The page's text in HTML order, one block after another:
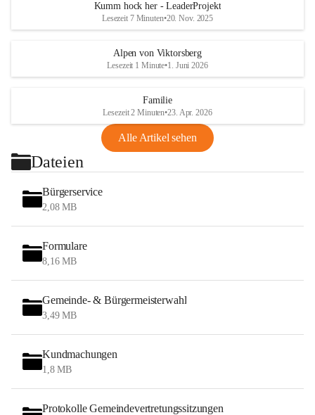
Kumm hock her - LeaderProjekt
Lesezeit 7 Minuten•20. Nov. 2025
Alpen von Viktorsberg
Lesezeit 1 Minute•1. Juni 2026
Familie
Lesezeit 2 Minuten•23. Apr. 2026
Alle Artikel sehen
Dateien
Bürgerservice
2,08 MB
Formulare
8,16 MB
Gemeinde- & Bürgermeisterwahl
3,49 MB
Kundmachungen
1,8 MB
Protokolle Gemeindevertretungssitzungen